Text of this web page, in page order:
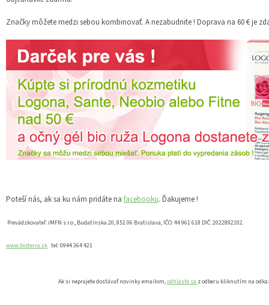
Značky môžete medzi sebou kombinovať. A nezabudnite ! Doprava na 60 € je
Poteší nás, ak sa ku nám pridáte na facebooku. Ďakujeme !
Prevádzkovateľ: iMFN s.r.o., Budatínska 20, 851 06 Bratislava, IČO: 44 961 618 DIČ: 2022892102.
www.bioterra.sk tel: 0944 364 421
Ak si neprajete dostávať novinky emailom,odhláste sa z odberu kliknutím na